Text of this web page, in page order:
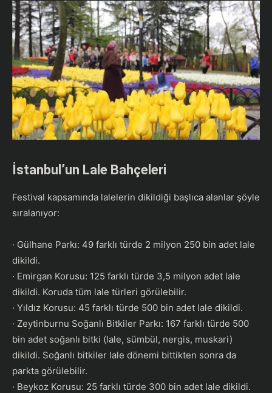
İstanbul’un Lale Bahçeleri
Festival kapsamında lalelerin dikildiği başlıca alanlar şöyle
sıralanıyor:
· Gülhane Parkı: 49 farklı türde 2 milyon 250 bin adet lale
dikildi.
· Emirgan Korusu: 125 farklı türde 3,5 milyon adet lale
dikildi. Koruda tüm lale türleri görülebilir.
· Yıldız Korusu: 45 farklı türde 500 bin adet lale dikildi.
· Zeytinburnu Soğanlı Bitkiler Parkı: 167 farklı türde 500
bin adet soğanlı bitki (lale, sümbül, nergis, muskari)
dikildi. Soğanlı bitkiler lale dönemi bittikten sonra da
parkta görülebilir.
· Beykoz Korusu: 25 farklı türde 300 bin adet lale dikildi.